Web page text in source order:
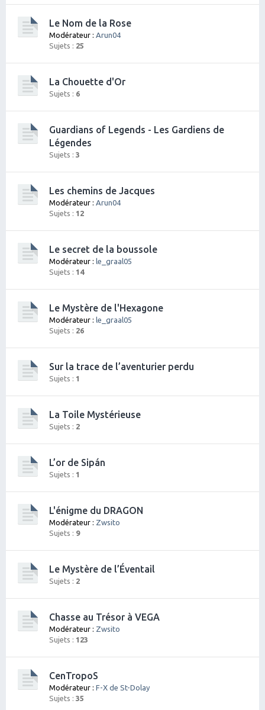
Le Nom de la Rose
Modérateur : Arun04
Sujets : 25
La Chouette d'Or
Sujets : 6
Guardians of Legends - Les Gardiens de
Légendes
Sujets : 3
Les chemins de Jacques
Modérateur : Arun04
Sujets : 12
Le secret de la boussole
Modérateur : le_graal05
Sujets : 14
Le Mystère de l'Hexagone
Modérateur : le_graal05
Sujets : 26
Sur la trace de l’aventurier perdu
Sujets : 1
La Toile Mystérieuse
Sujets : 2
L’or de Sipán
Sujets : 1
L'énigme du DRAGON
Modérateur : Zwsito
Sujets : 9
Le Mystère de l’Éventail
Sujets : 2
Chasse au Trésor à VEGA
Modérateur : Zwsito
Sujets : 123
CenTropoS
Modérateur : F-X de St-Dolay
Sujets : 35